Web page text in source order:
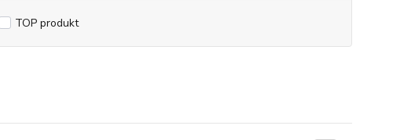
TOP produkt